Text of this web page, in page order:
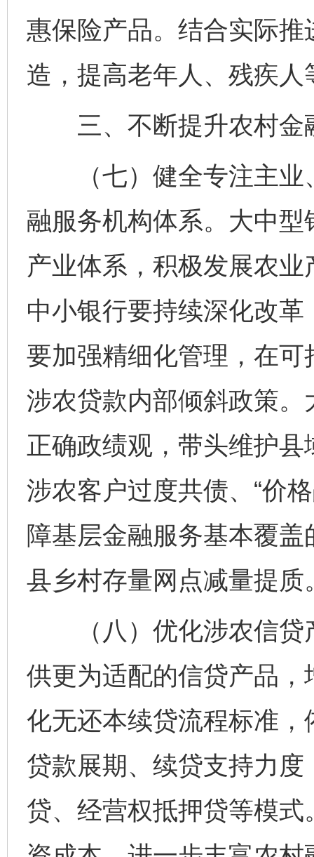
惠保险产品。结合实际
造，提高老年人、残疾
三、不断提升农村金
（七）健全专注主业
融服务机构体系。大中
产业体系，积极发展农
中小银行要持续深化改
要加强精细化管理，在
涉农贷款内部倾斜政策
正确政绩观，带头维护
涉农客户过度共债、“价
障基层金融服务基本覆
县乡村存量网点减量提质
（八）优化涉农信贷
供更为适配的信贷产品
化无还本续贷流程标准
贷款展期、续贷支持力
贷、经营权抵押贷等模